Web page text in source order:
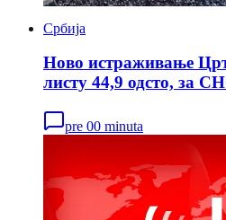
Србија
Ново истраживање
листу 44,9 одсто, за
pre 00 minuta